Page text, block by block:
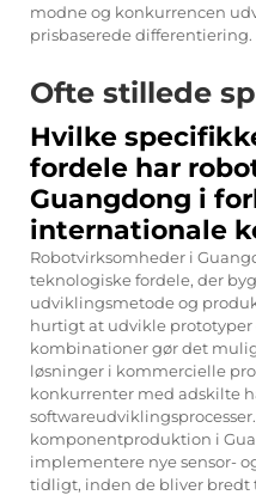
modne og konkurrencen
prisbaserede differentiering.
Ofte stillede
Hvilke
fordele har
Guangdong i
internationale
Robotvirksomheder i
teknologiske fordele, der
udviklingsmetode og
hurtigt at udvikle prototyper
kombinationer gør det
løsninger i kommercielle
konkurrenter med adskilte
komponentproduktion i
implementere nye sensor-
tidligt, inden de bliver